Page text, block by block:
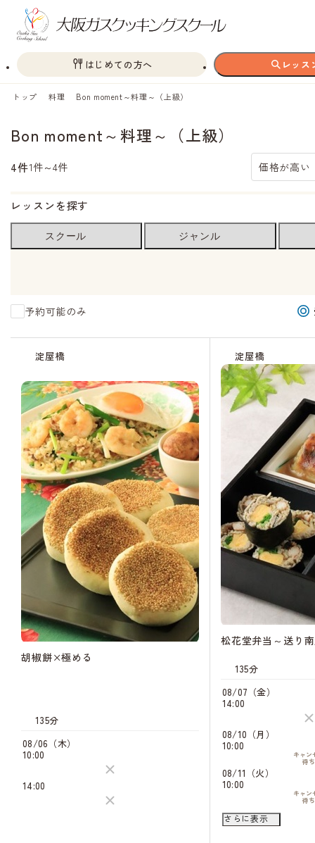
はじめての方へ レッス
トップ 料理 Bon moment～料理～（上級）
Bon moment～料理～（上級）
4件1件～4件 価格が高い
レッスンを探す
スクール ジャンル
予約可能のみ
淀屋橋
胡椒餅×極める
135分
08/06（木）
10:00
14:00
淀屋橋
松花堂弁当～送り
135分
08/07（金）
14:00
08/10（月）
10:00
キャン
待ち
08/11（火）
10:00
キャン
待ち
14:00
さらに表示